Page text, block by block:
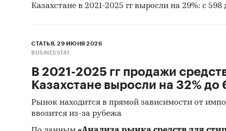
Казахстане в 2021-2025 гг выросли на 29%: с
СТАТЬЯ, 29 ИЮНЯ 2026
BUSINESSTAT
В 2021-2025 гг продажи
Казахстане выросли на 32%
Рынок находится в прямой зависимости от
ввозится из-за рубежа